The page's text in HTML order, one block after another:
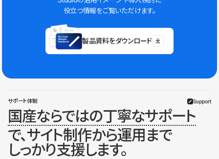
役立つ情報をご覧いただけます。
製品資料をダウンロード
サポート体制 Support
国産ならではの丁寧なサポート
で、サイト制作から運用まで
しっかり支援します。